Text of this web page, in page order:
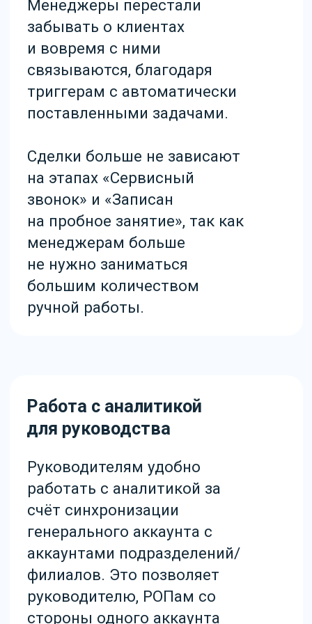
Через формы обратной
связи промоутерские
агенства без проблем
отправляют лиды в CRM-
систему.
Интеграция с сайтами в
направляет данные и
создает сделку и контакт.
Роботы (автоматизация) не
пропускает ни одного
входящего запроса, ставит
задачи менеджеру.
Скорость обработки
входящих запросов выросла
в 10 раз.
источников.
Понять весь цикл сделки
инструментом аналитики:
откуда пришёл клиент и по
каким этапам прошёл.
Благодаря доработкам
компания имеет полную и
Внутренние
доработки amoCRM